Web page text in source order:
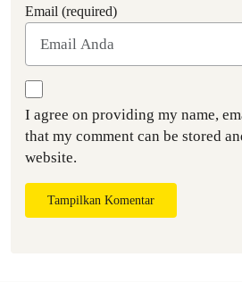
Email (required)
I agree on providing my name,
that my comment can be stored
website.
Tampilkan Komentar